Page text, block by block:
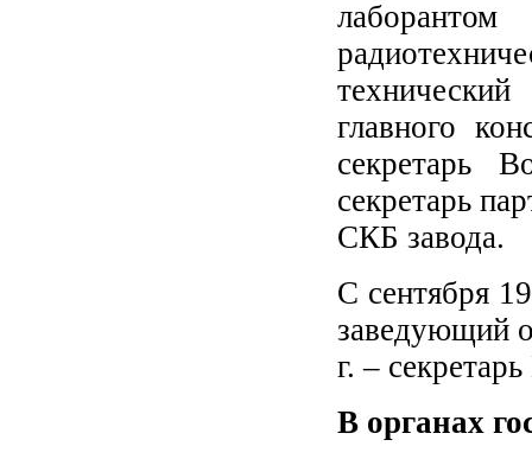
главного
секретарь
секретарь
СКБ завода.
С сентября
заведующий
г. –
В органах